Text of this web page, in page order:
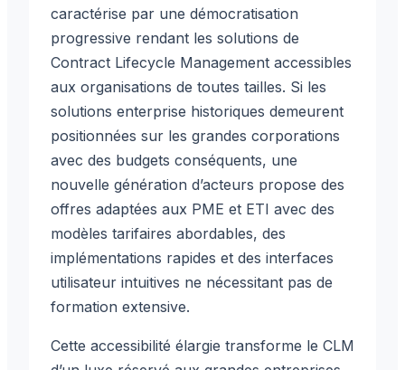
caractérise par une démocratisation
progressive rendant les solutions de
Contract Lifecycle Management accessibles
aux organisations de toutes tailles. Si les
solutions enterprise historiques demeurent
positionnées sur les grandes corporations
avec des budgets conséquents, une
nouvelle génération d’acteurs propose des
offres adaptées aux PME et ETI avec des
modèles tarifaires abordables, des
implémentations rapides et des interfaces
utilisateur intuitives ne nécessitant pas de
formation extensive.
Cette accessibilité élargie transforme le CLM